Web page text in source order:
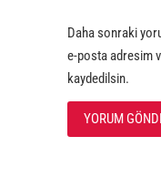
Daha sonraki
e-posta adresim
kaydedilsin.